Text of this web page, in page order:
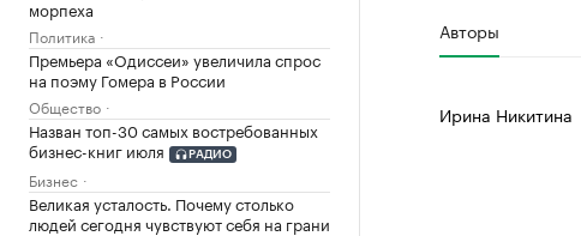
морпеха
Политика
Премьера «Одиссеи» увеличила спрос
на поэму Гомера в России
Общество
Назван топ-30 самых востребованных
бизнес-книг июля
РАДИО
Бизнес
Великая усталость. Почему столько
людей сегодня чувствуют себя на грани
Авторы
Ирина Никитина